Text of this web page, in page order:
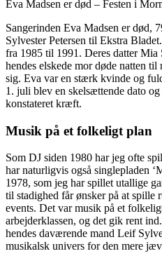
Eva Madsen er død – Festen i
Sangerinden Eva Madsen er død,
Sylvester Petersen til Ekstra
fra 1985 til 1991. Deres datter Mia
hendes elskede mor døde natten
sig. Eva var en stærk kvinde og
1. juli blev en skelsættende dato
konstateret kræft.
Musik på et folkeligt plan
Som DJ siden 1980 har jeg ofte
har naturligvis også singlepladen
1978, som jeg har spillet utallige
til stadighed får ønsker på at spille
events. Det var musik på et
arbejderklassen, og det gik rent
hendes daværende mand Leif
musikalsk univers for den mere